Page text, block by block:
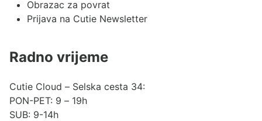
Obrazac za povrat
Prijava na Cutie Newsletter
Radno vrijeme
Cutie Cloud – Selska cesta 34:
PON-PET: 9 – 19h
SUB: 9-14h